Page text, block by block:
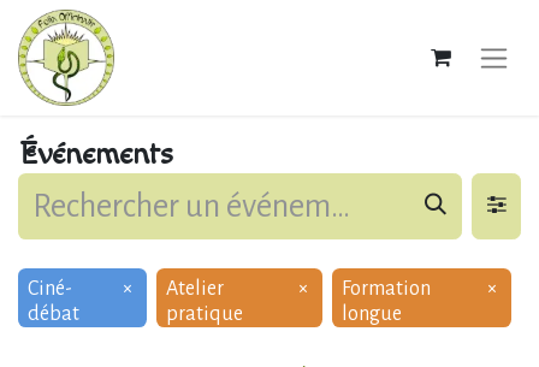
Événements
Ciné-
débat
×
Atelier
pratique
×
Formation
longue
×